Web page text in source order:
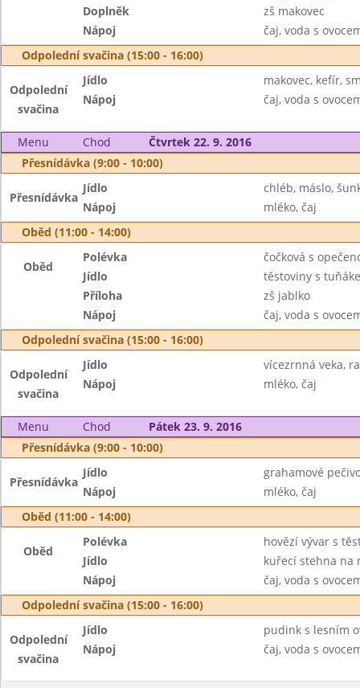
Doplněk
zš makovec
Nápoj
čaj, voda s
Odpolední svačina (15:00 - 16:00)
Odpolední
svačina
Jídlo
makovec, kefír,
Nápoj
čaj, voda s
Menu Chod
Čtvrtek 22. 9. 2016
Přesnídávka (9:00 - 10:00)
Přesnídávka
Jídlo
chléb, máslo,
Nápoj
mléko, čaj
Oběd (11:00 - 14:00)
Oběd
Polévka
čočková s
Jídlo
těstoviny s
Příloha
zš jablko
Nápoj
čaj, voda s
Odpolední svačina (15:00 - 16:00)
Odpolední
svačina
Jídlo
vícezrnná veka,
Nápoj
mléko, čaj
Menu Chod
Pátek 23. 9. 2016
Přesnídávka (9:00 - 10:00)
Přesnídávka
Jídlo
grahamové
Nápoj
mléko, čaj
Oběd (11:00 - 14:00)
Oběd
Polévka
hovězí vývar s
Jídlo
kuřecí stehna na
Nápoj
čaj, voda s
Odpolední svačina (15:00 - 16:00)
Odpolední
svačina
Jídlo
pudink s lesním
Nápoj
čaj, voda s